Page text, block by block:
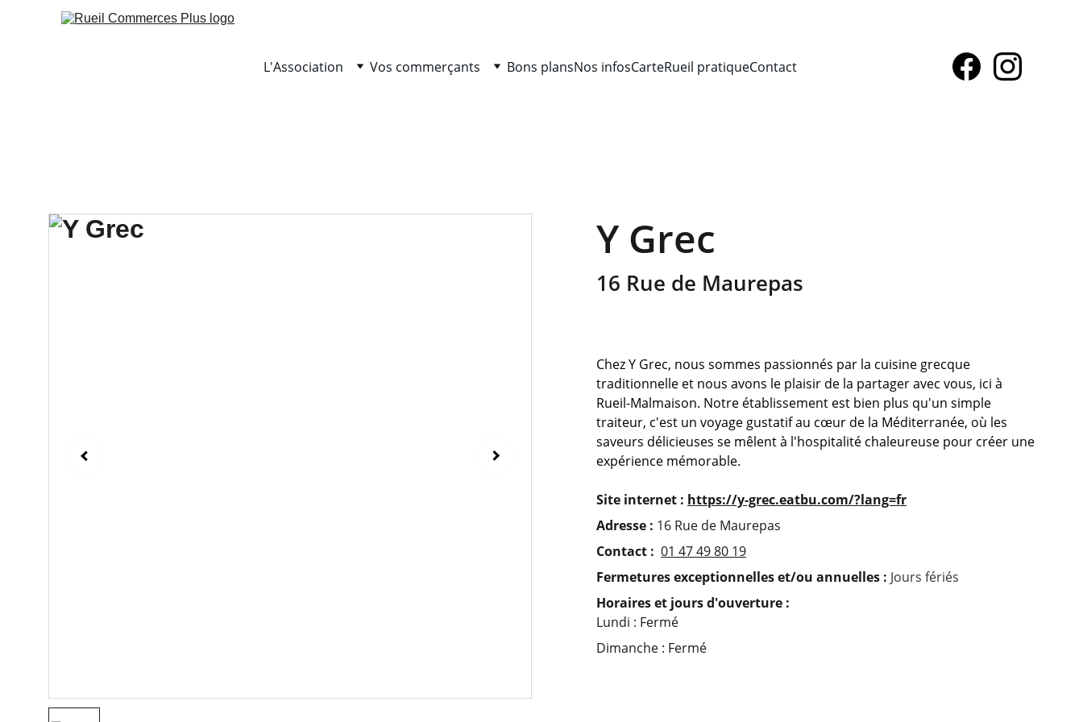
L'Association Vos commerçants Bons plansNos infosCarteRueil pratiqueContact
Y Grec
16 Rue de Maurepas
Chez Y Grec, nous sommes passionnés par la cuisine grecque
traditionnelle et nous avons le plaisir de la partager avec vous, ici à
Rueil-Malmaison. Notre établissement est bien plus qu'un simple
traiteur, c'est un voyage gustatif au cœur de la Méditerranée, où les
saveurs délicieuses se mêlent à l'hospitalité chaleureuse pour créer une
expérience mémorable.
Site internet : https://y-grec.eatbu.com/?lang=fr
Adresse : 16 Rue de Maurepas
Contact : 01 47 49 80 19
Fermetures exceptionnelles et/ou annuelles : Jours fériés
Horaires et jours d'ouverture :
Lundi : Fermé
Dimanche : Fermé